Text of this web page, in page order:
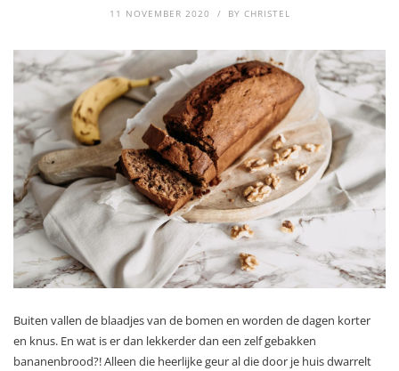
11 NOVEMBER 2020 BY CHRISTEL
Buiten vallen de blaadjes van de bomen en worden de dagen korter
en knus. En wat is er dan lekkerder dan een zelf gebakken
bananenbrood?! Alleen die heerlijke geur al die door je huis dwarrelt